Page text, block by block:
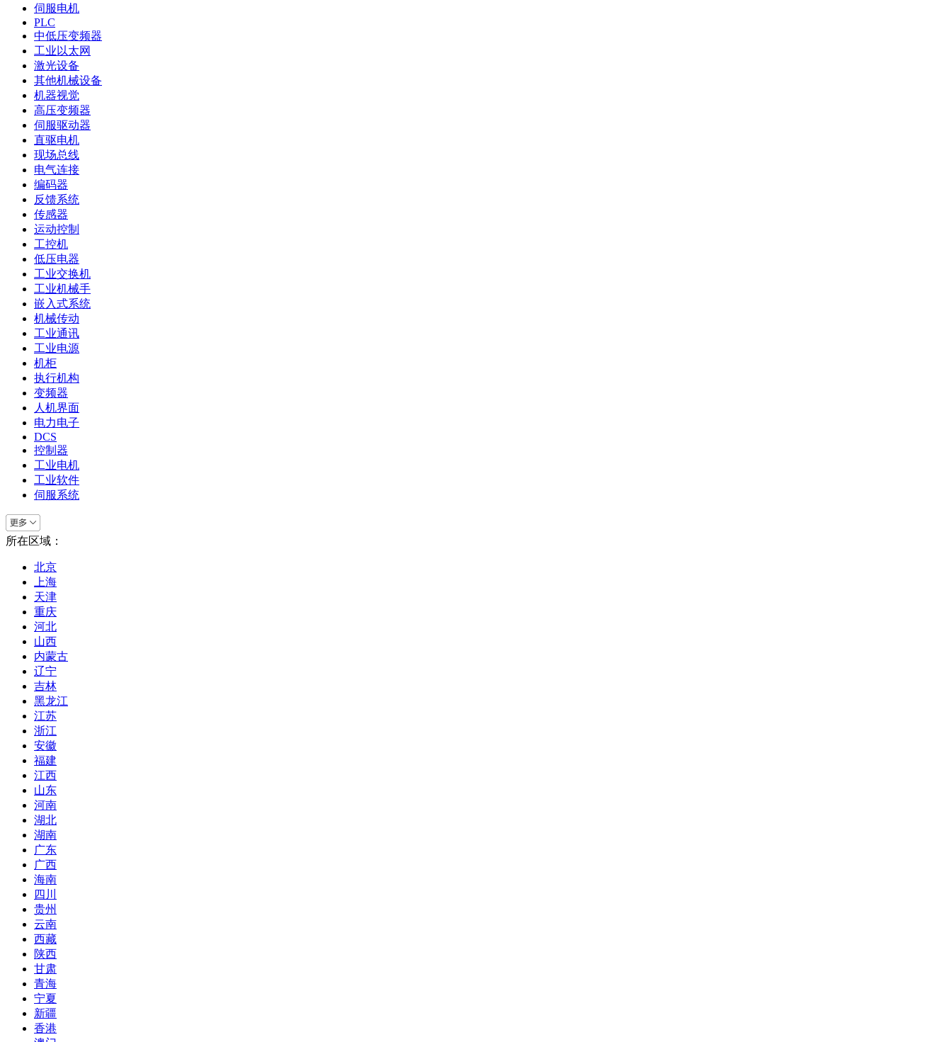
伺服电机
PLC
中低压变频器
工业以太网
激光设备
其他机械设备
机器视觉
高压变频器
伺服驱动器
直驱电机
现场总线
电气连接
编码器
反馈系统
传感器
运动控制
工控机
低压电器
工业交换机
工业机械手
嵌入式系统
机械传动
工业通讯
工业电源
机柜
执行机构
变频器
人机界面
电力电子
DCS
控制器
工业电机
工业软件
伺服系统
所在区域：
北京
上海
天津
重庆
河北
山西
内蒙古
辽宁
吉林
黑龙江
江苏
浙江
安徽
福建
江西
山东
河南
湖北
湖南
广东
广西
海南
四川
贵州
云南
西藏
陕西
甘肃
青海
宁夏
新疆
香港